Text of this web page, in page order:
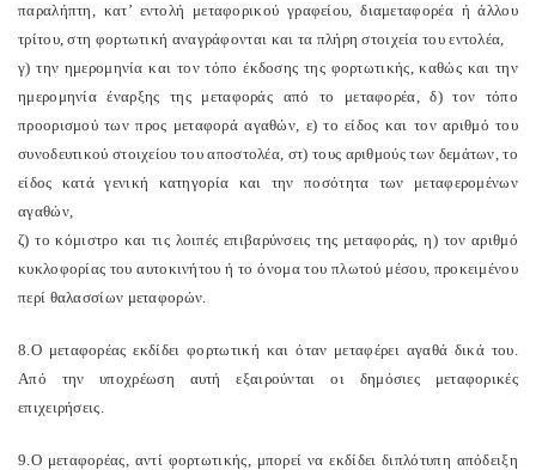
παραλήπτη, κατ’ εντολή μεταφορικού γραφείου, διαμεταφορέα ή άλλου
τρίτου, στη φορτωτική αναγράφονται και τα πλήρη στοιχεία του εντολέα,
γ) την ημερομηνία και τον τόπο έκδοσης της φορτωτικής, καθώς και την
ημερομηνία έναρξης της μεταφοράς από το μεταφορέα, δ) τον τόπο
προορισμού των προς μεταφορά αγαθών, ε) το είδος και τον αριθμό του
συνοδευτικού στοιχείου του αποστολέα, στ) τους αριθμούς των δεμάτων, το
είδος κατά γενική κατηγορία και την ποσότητα των μεταφερομένων
αγαθών,
ζ) το κόμιστρο και τις λοιπές επιβαρύνσεις της μεταφοράς, η) τον αριθμό
κυκλοφορίας του αυτοκινήτου ή το όνομα του πλωτού μέσου, προκειμένου
περί θαλασσίων μεταφορών.
8.Ο μεταφορέας εκδίδει φορτωτική και όταν μεταφέρει αγαθά δικά του.
Από την υποχρέωση αυτή εξαιρούνται οι δημόσιες μεταφορικές
επιχειρήσεις.
9.Ο μεταφορέας, αντί φορτωτικής, μπορεί να εκδίδει διπλότυπη απόδειξη